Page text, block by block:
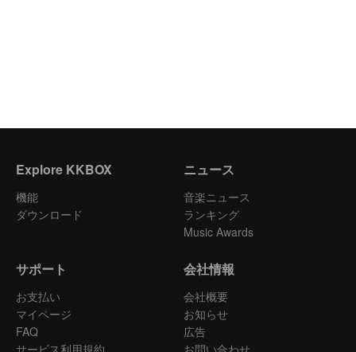
Explore KKBOX
機能
ダウンロード
ニュース
音楽ニュース
ランキング
Music Awards
サポート
お支払い
マイページ
FAQ
サービス利用規約
会社情報
会社概要
お知らせ
広告
お問い合わせ